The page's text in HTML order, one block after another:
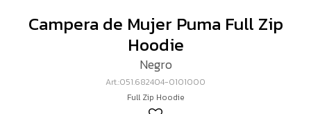
Campera de Mujer Puma Full Zip
Hoodie
Negro
051.682404-0101000
Full Zip Hoodie